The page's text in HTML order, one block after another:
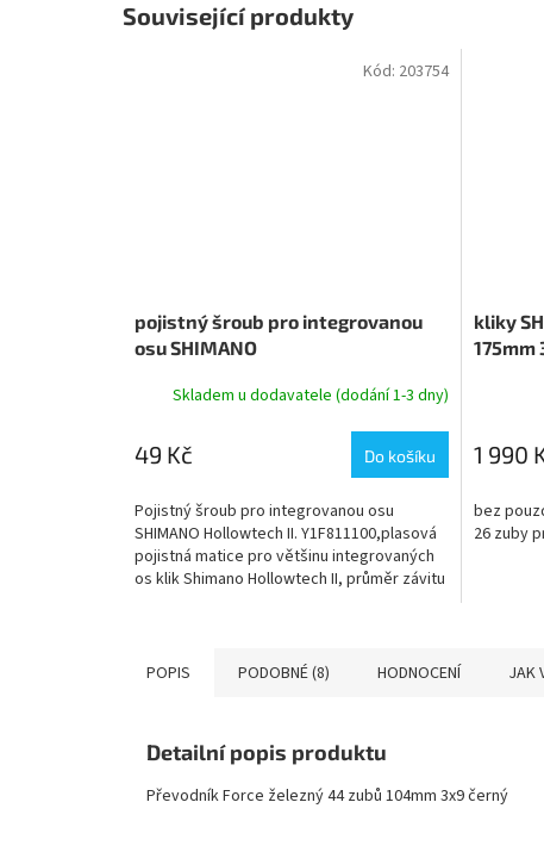
Související produkty
pojistný šroub pro integrovanou
osu SHIMANO
Skladem u dodavatele (dodání 1-3 dny)
49 Kč Do košíku
Pojistný šroub pro integrovanou osu
SHIMANO Hollowtech II. Y1F811100,plasová
pojistná matice pro většinu integrovaných
os klik Shimano Hollowtech II, průměr závitu
Kód: 203754
kliky
175mm
1 990
bez
26 zuby
POPIS PODOBNÉ (8) HODNOCENÍ JAK
Detailní popis produktu
Převodník Force železný 44 zubů 104mm 3x9 černý